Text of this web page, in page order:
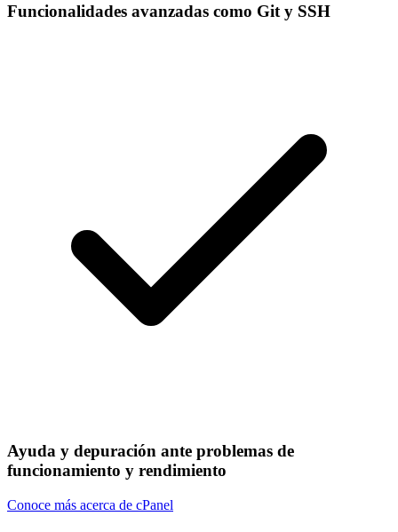
Funcionalidades avanzadas como Git y SSH
Ayuda y depuración ante problemas de
funcionamiento y rendimiento
Conoce más acerca de cPanel